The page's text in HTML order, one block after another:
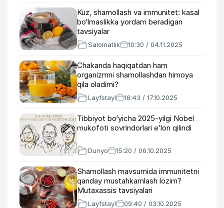
Kuz, shamollash va immunitet: kasal
bo‘lmaslikka yordam beradigan
tavsiyalar
Salomatlik 10:30 / 04.11.2025
Chakanda haqiqatdan ham
organizmni shamollashdan himoya
qila oladimi?
Layfstayl 16:43 / 17.10.2025
Tibbiyot bo‘yicha 2025-yilgi Nobel
mukofoti sovrindorlari e’lon qilindi
Dunyo 15:20 / 06.10.2025
Shamollash mavsumida immunitetni
qanday mustahkamlash lozim?
Mutaxassis tavsiyalari
Layfstayl 09:40 / 03.10.2025